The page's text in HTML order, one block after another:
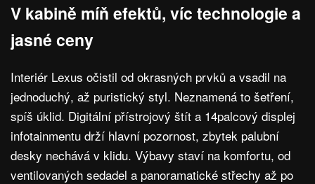
V kabině míň efektů, víc technologie a
jasné ceny
Interiér Lexus očistil od okrasných prvků a vsadil na
jednoduchý, až puristický styl. Neznamená to šetření,
spíš úklid. Digitální přístrojový štít a 14palcový displej
infotainmentu drží hlavní pozornost, zbytek palubní
desky nechává v klidu. Výbavy staví na komfortu, od
ventilovaných sedadel a panoramatické střechy až po